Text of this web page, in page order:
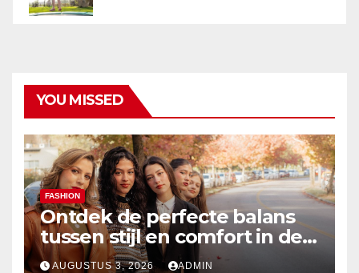
YOU MISSED
FASHION
Ontdek de perfecte balans
tussen stijl en comfort in de
nieuwste damesmode
AUGUSTUS 3, 2026 ADMIN